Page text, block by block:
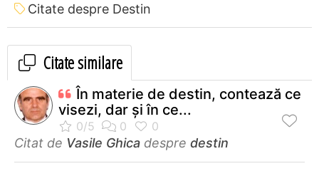
Citate despre Destin
Citate similare
În materie de destin, contează ce
visezi, dar şi în ce...
Citat de Vasile Ghica despre destin